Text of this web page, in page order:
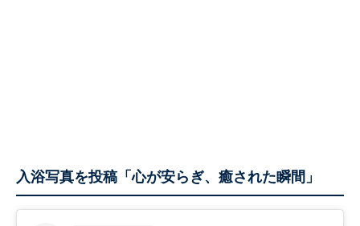
入浴写真を投稿「心が安らぎ、癒された瞬間」